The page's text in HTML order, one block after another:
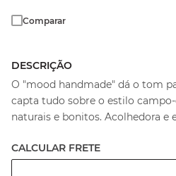
Comparar
DESCRIÇÃO
O "mood handmade" dá o tom
capta tudo sobre o estilo
naturais e bonitos. Acolhedora e